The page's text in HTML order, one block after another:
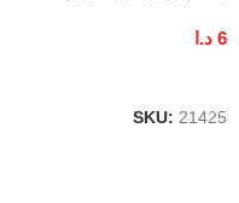
6 د.ا
SKU: 21425